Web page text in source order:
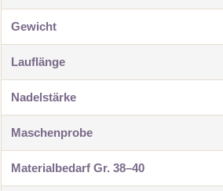
Gewicht
Lauflänge
Nadelstärke
Maschenprobe
Materialbedarf Gr. 38–40